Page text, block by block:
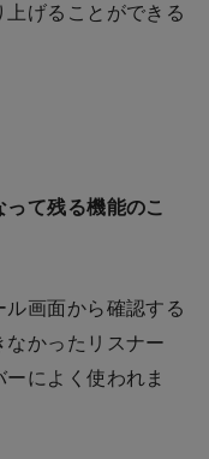
げることができる
て残る機能のこ
画面から確認する
なかったリスナー
によく使われま